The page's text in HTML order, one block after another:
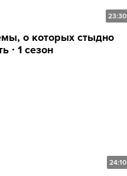
23:30
о которых стыдно
∙ 1 сезон
24:10